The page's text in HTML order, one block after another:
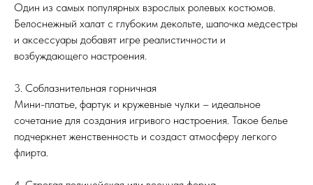
Один из самых популярных взрослых ролевых костюмов.
Белоснежный халат с глубоким декольте, шапочка медсестры
и аксессуары добавят игре реалистичности и
возбуждающего настроения.
3. Соблазнительная горничная
Мини-платье, фартук и кружевные чулки – идеальное
сочетание для создания игривого настроения. Такое белье
подчеркнет женственность и создаст атмосферу легкого
флирта.